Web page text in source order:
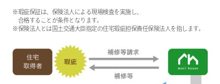
※瑕疵保証は、保険法人による現場検査を実施し、
合格することが条件となります。
※保険法人とは国土交通大臣指定の住宅瑕疵担保責任保険法人を指します。